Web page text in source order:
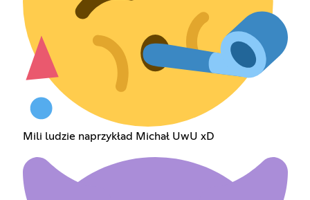
Mili ludzie naprzykład Michał UwU xD